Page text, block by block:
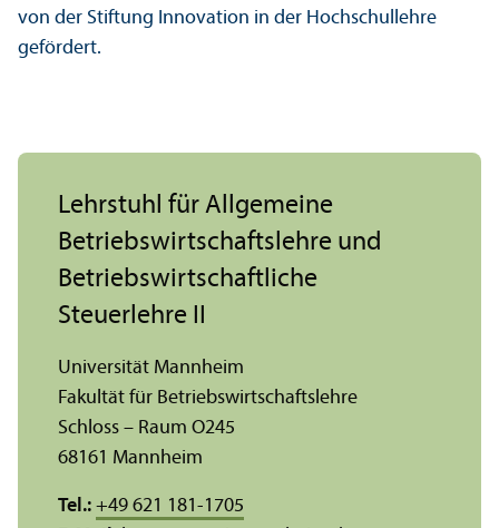
von der Stiftung Innovation in der Hochschul­lehre
gefördert.
Lehr­stuhl für Allgemeine
Betriebs­wirtschafts­lehre und
Betriebs­wirtschaft­liche
Steuerlehre II
Universität Mannheim
Fakultät für Betriebs­wirtschafts­lehre
Schloss – Raum O245
68161 Mannheim
Tel.: +49 621 181-1705